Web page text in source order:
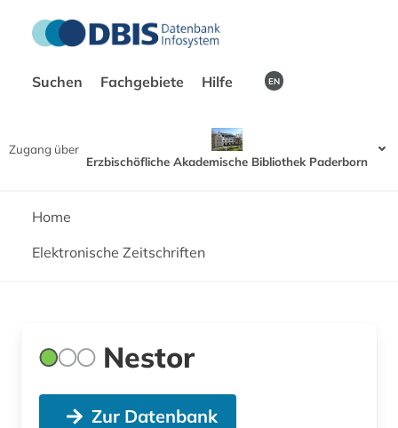
Suchen Fachgebiete Hilfe EN
Zugang über
Erzbischöfliche Akademische Bibliothek Paderborn
Home
Elektronische Zeitschriften
Nestor
Zur Datenbank